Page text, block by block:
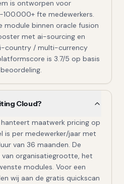
is ontworpen voor
fte medewerkers.
module binnen oracle fusion
met ai-sourcing en
country / multi-currency
is 3.7/5 op basis
Cloud?
maatwerk pricing op
is per medewerker/jaar met
van 36 maanden. De
organisatiegrootte, het
modules. Voor een
wij aan de gratis quickscan